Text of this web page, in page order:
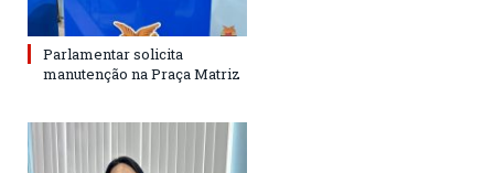
Parlamentar solicita
manutenção na Praça Matriz